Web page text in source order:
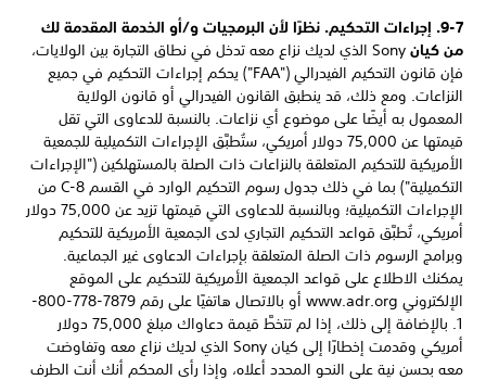
9-7. إجراءات التحكيم. نظرًا لأن البرمجيات و/أو الخدمة المقدمة لك
من كيان
Sony الذي لديك نزاع معه تدخل في نطاق التجارة بين الولايات،
فإن قانون التحكيم الفيدرالي ("FAA") يحكم إجراءات التحكيم في جميع
النزاعات. ومع ذلك، قد ينطبق القانون الفيدرالي أو قانون الولاية
المعمول به أيضًا على موضوع أي نزاعات. بالنسبة للدعاوى التي تقل
قيمتها عن 75,000 دولار أمريكي، ستُطبَّق الإجراءات التكميلية للجمعية
الأمريكية للتحكيم المتعلقة بالنزاعات ذات الصلة بالمستهلكين ("الإجراءات
التكميلية") بما في ذلك جدول رسوم التحكيم الوارد في القسم C-8 من
الإجراءات التكميلية؛ وبالنسبة للدعاوى التي قيمتها تزيد عن 75,000 دولار
أمريكي، تُطبَّق قواعد التحكيم التجاري لدى الجمعية الأمريكية للتحكيم
وبرامج الرسوم ذات الصلة المتعلقة بإجراءات الدعاوى غير الجماعية.
يمكنك الاطلاع على قواعد الجمعية الأمريكية للتحكيم على الموقع
الإلكتروني www.adr.org أو بالاتصال هاتفيًا على رقم 7879-778-800-
1. بالإضافة إلى ذلك، إذا لم تتخطَّ قيمة دعاواك مبلغ 75,000 دولار
أمريكي وقدمت إخطارًا إلى كيان Sony الذي لديك نزاع معه وتفاوضت
معه بحسن نية على النحو المحدد أعلاه، وإذا رأى المحكم أنك أنت الطرف